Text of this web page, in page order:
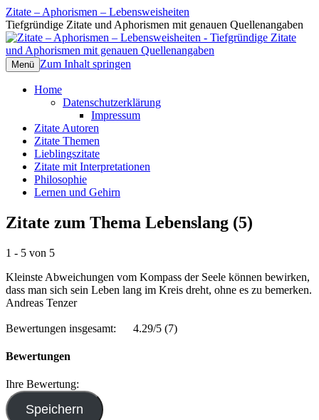
Zitate – Aphorismen – Lebensweisheiten
Tiefgründige Zitate und Aphorismen mit genauen Quellenangaben
Menü Zum Inhalt springen
Home
Datenschutzerklärung
Impressum
Zitate Autoren
Zitate Themen
Lieblingszitate
Zitate mit Interpretationen
Philosophie
Lernen und Gehirn
Zitate zum Thema Lebenslang (5)
1 - 5 von 5
Kleinste Abweichungen vom Kompass der Seele können bewirken,
dass man sich sein Leben lang im Kreis dreht, ohne es zu bemerken.
Andreas Tenzer
Bewertungen insgesamt: 4.29/5 (7)
Bewertungen
Ihre Bewertung: